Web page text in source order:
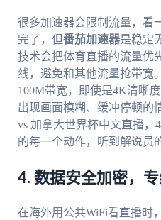
很多加速器会限制流量，看
完了，但番茄加速器是稳定
技术会把体育直播的流量优
线，避免和其他流量抢带宽
100M带宽，即使是4K清晰
出现画面模糊、缓冲停顿的
vs 加拿大世界杯中文直播，
的每一个动作，听到解说员
4. 数据安全加密，
在海外用公共WiFi看直播时